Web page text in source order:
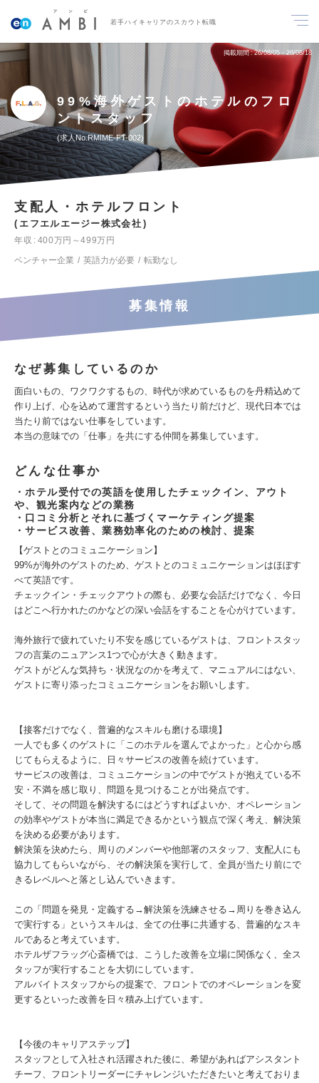
若手ハイキャリアのスカウト転職
掲載期間 26/08/05～26/08/18
99%海外ゲストのホテルのフロ
ントスタッフ
求人No.RMIME-FT-002
支配人・ホテルフロント
エフエルエージー株式会社
年収
400万円～499万円
ベンチャー企業
英語力が必要 転勤なし
募集情報
なぜ募集しているのか
面白いもの、ワクワクするもの、時代が求めているものを丹精込めて
作り上げ、心を込めて運営するという当たり前だけど、現代日本では
当たり前ではない仕事をしています。
本当の意味での「仕事」を共にする仲間を募集しています。
どんな仕事か
・ホテル受付での英語を使用したチェックイン、アウト
や、観光案内などの業務
・口コミ分析とそれに基づくマーケティング提案
・サービス改善、業務効率化のための検討、提案
【ゲストとのコミュニケーション】
99%が海外のゲストのため、ゲストとのコミュニケーションはほぼす
べて英語です。
チェックイン・チェックアウトの際も、必要な会話だけでなく、今日
はどこへ行かれたのかなどの深い会話をすることを心がけています。
海外旅行で疲れていたり不安を感じているゲストは、フロントスタッ
フの言葉のニュアンス1つで心が大きく動きます。
ゲストがどんな気持ち・状況なのかを考えて、マニュアルにはない、
ゲストに寄り添ったコミュニケーションをお願いします。
【接客だけでなく、普遍的なスキルも磨ける環境】
一人でも多くのゲストに「このホテルを選んでよかった」と心から感
じてもらえるように、日々サービスの改善を続けています。
サービスの改善は、コミュニケーションの中でゲストが抱えている不
安・不満を感じ取り、問題を見つけることが出発点です。
そして、その問題を解決するにはどうすればよいか、オペレーション
の効率やゲストが本当に満足できるかという観点で深く考え、解決策
を決める必要があります。
解決策を決めたら、周りのメンバーや他部署のスタッフ、支配人にも
協力してもらいながら、その解決策を実行して、全員が当たり前にで
きるレベルへと落とし込んでいきます。
この「問題を発見・定義する→解決策を洗練させる→周りを巻き込ん
で実行する」というスキルは、全ての仕事に共通する、普遍的なスキ
ルであると考えています。
ホテルザフラッグ心斎橋では、こうした改善を立場に関係なく、全ス
タッフが実行することを大切にしています。
アルバイトスタッフからの提案で、フロントでのオペレーションを変
更するといった改善を日々積み上げています。
【今後のキャリアステップ】
スタッフとして入社され活躍された後に、希望があればアシスタント
チーフ、フロントリーダーにチャレンジいただきたいと考えておりま